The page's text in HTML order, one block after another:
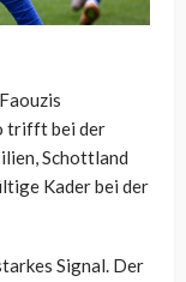
trifft bei der
Schottland
Kader bei der
Signal. Der